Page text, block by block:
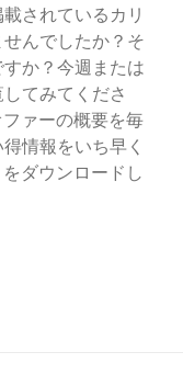
されているカリ
んでしたか？そ
か？今週または
てみてくださ
ァーの概要を毎
情報をいち早く
ダウンロードし